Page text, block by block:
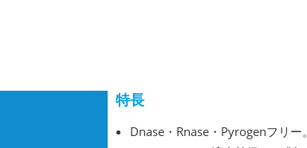
特長
Dnase・Rnase・Pyrogenフリー。